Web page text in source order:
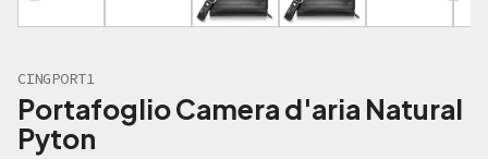
CINGPORT1
Portafoglio Camera d'aria Natural
Pyton